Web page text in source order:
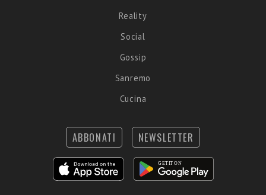
Reality
Social
Gossip
Sanremo
Cucina
ABBONATI NEWSLETTER